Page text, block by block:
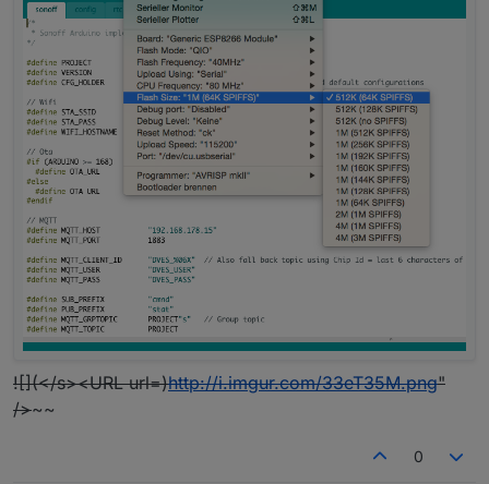
![](</s><URL url=)http://i.imgur.com/33eT35M.png"
/>~~
0